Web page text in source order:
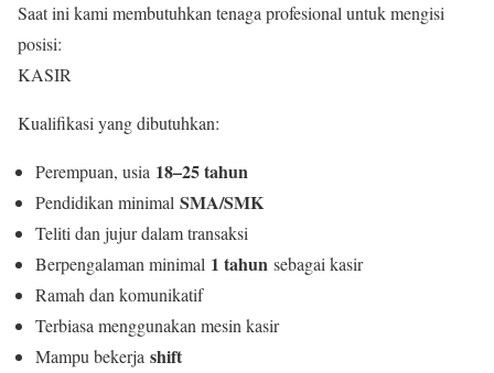
Saat ini kami membutuhkan tenaga profesional untuk mengisi
posisi:
KASIR
Kualifikasi yang dibutuhkan:
Perempuan, usia 18–25 tahun
Pendidikan minimal SMA/SMK
Teliti dan jujur dalam transaksi
Berpengalaman minimal 1 tahun sebagai kasir
Ramah dan komunikatif
Terbiasa menggunakan mesin kasir
Mampu bekerja shift